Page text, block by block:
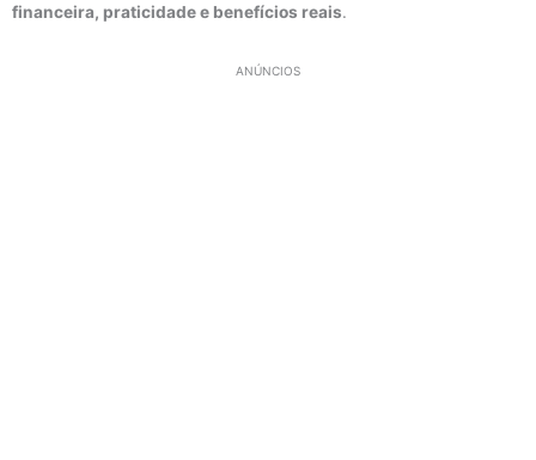
financeira, praticidade e benefícios reais.
ANÚNCIOS